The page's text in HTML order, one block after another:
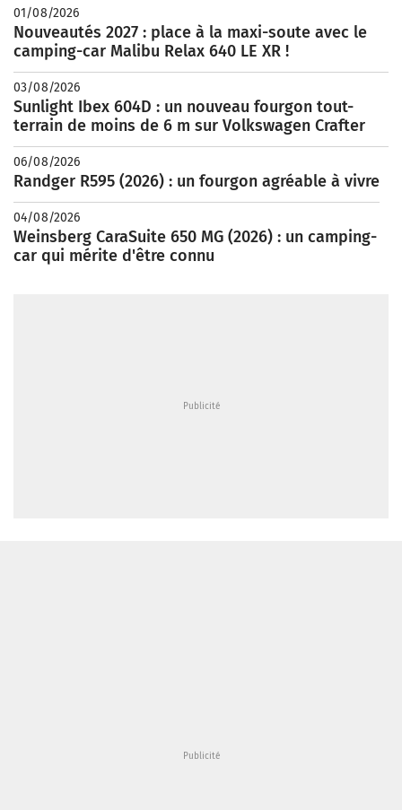
01/08/2026
Nouveautés 2027 : place à la maxi-soute avec le
camping-car Malibu Relax 640 LE XR !
03/08/2026
Sunlight Ibex 604D : un nouveau fourgon tout-
terrain de moins de 6 m sur Volkswagen Crafter
06/08/2026
Randger R595 (2026) : un fourgon agréable à vivre
04/08/2026
Weinsberg CaraSuite 650 MG (2026) : un camping-
car qui mérite d'être connu